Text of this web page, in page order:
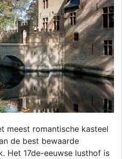
meest romantische kasteel
de best bewaarde
Het 17de-eeuwse lusthof is